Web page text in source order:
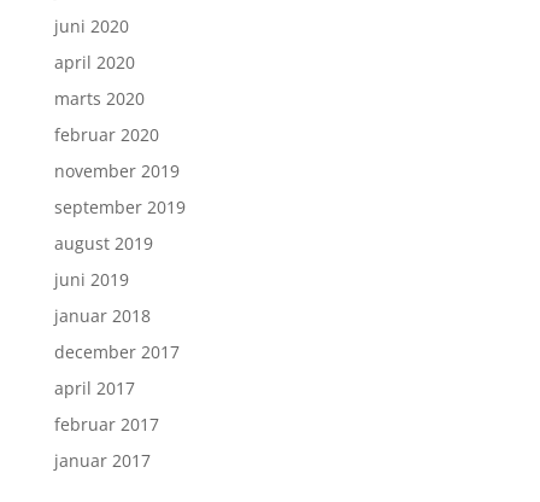
juni 2020
april 2020
marts 2020
februar 2020
november 2019
september 2019
august 2019
juni 2019
januar 2018
december 2017
april 2017
februar 2017
januar 2017